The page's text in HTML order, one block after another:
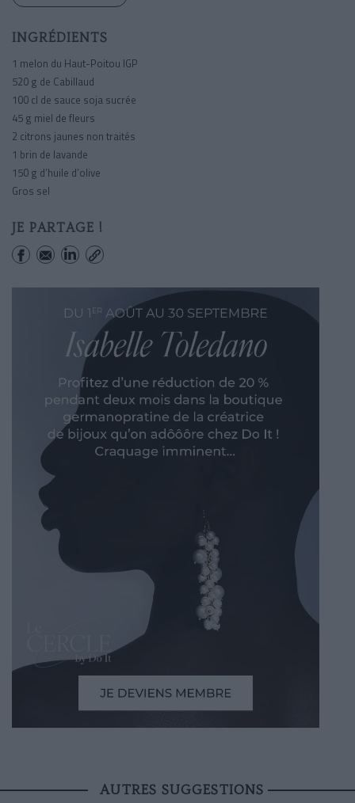
INGRÉDIENTS
1 melon du Haut-Poitou IGP
520 g de Cabillaud
100 cl de sauce soja sucrée
45 g miel de fleurs
2 citrons jaunes non traités
1 brin de lavande
150 g d’huile d’olive
Gros sel
JE PARTAGE !
AUTRES SUGGESTIONS